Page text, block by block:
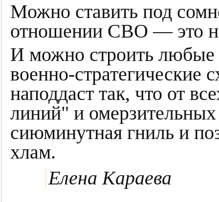
Можно ставить под
отношении СВО — это
И можно строить
военно-
наподдаст так, что от
линий" и омерзительных
сиюминутная гниль и
хлам.
Елена Караева